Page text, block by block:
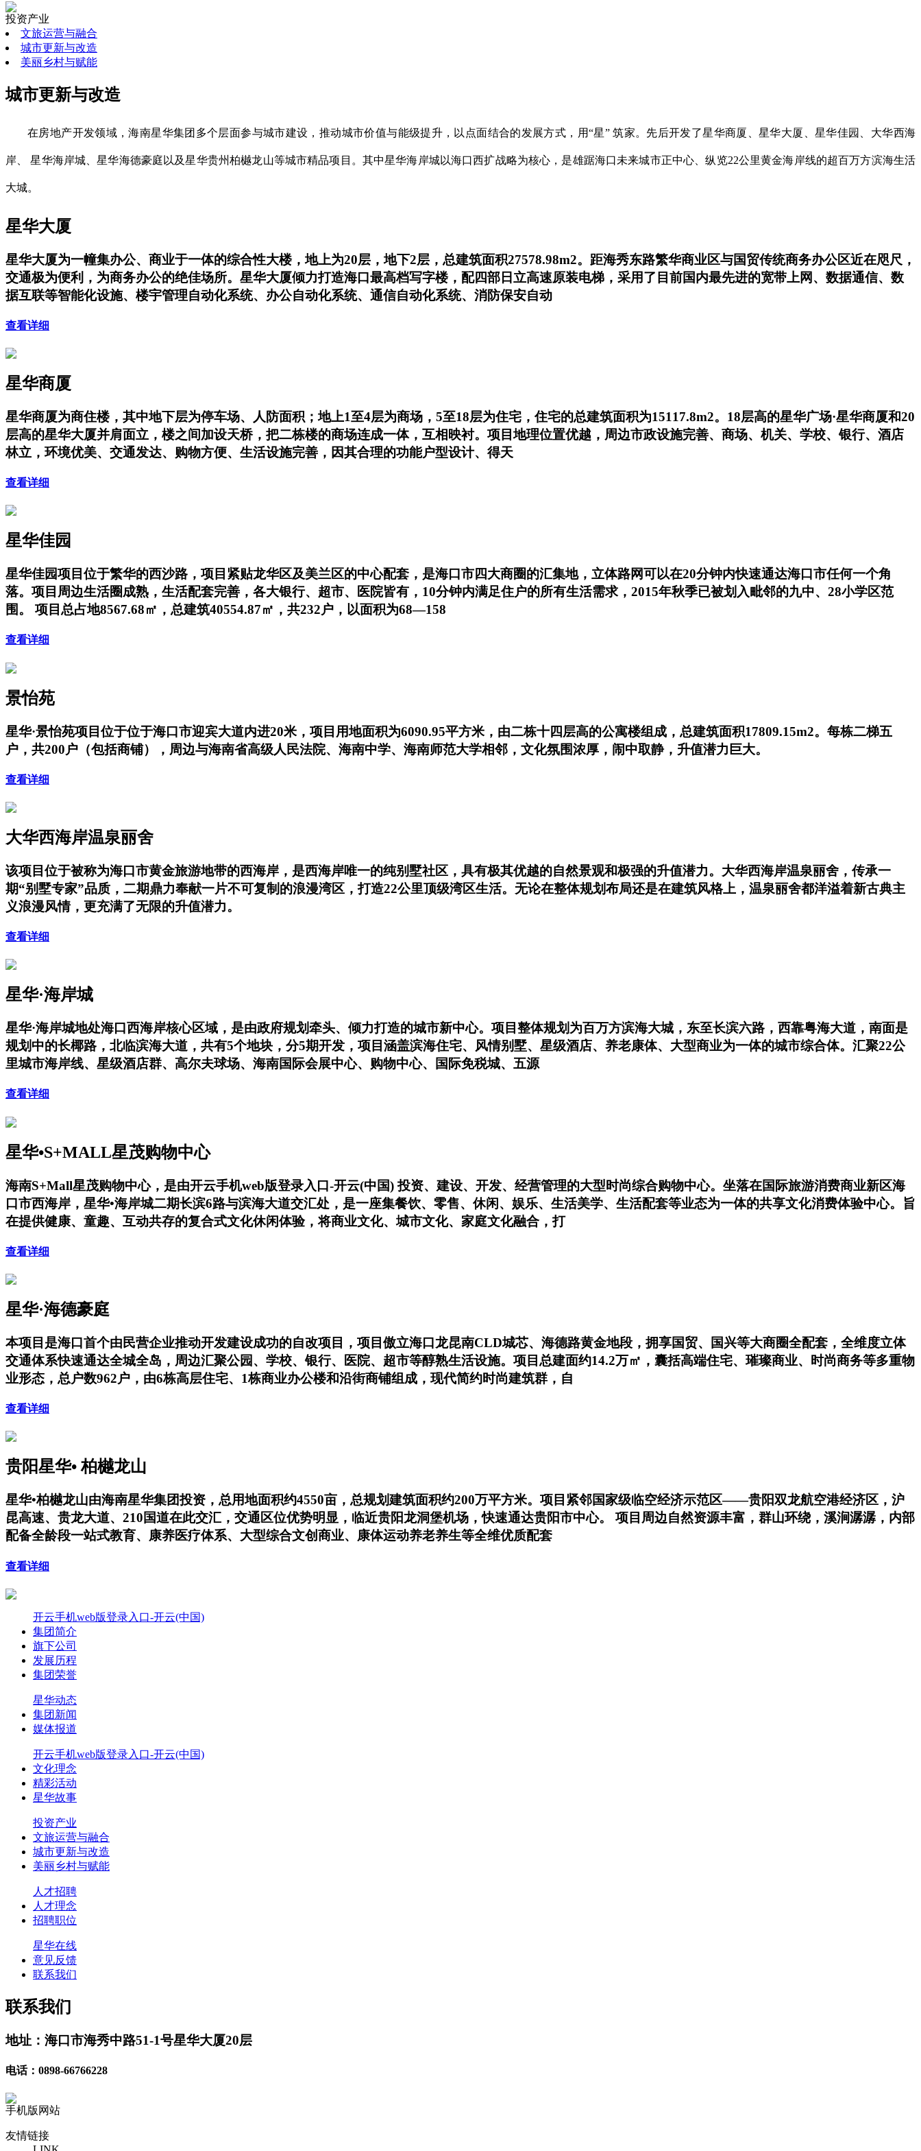
投资产业
文旅运营与融合
城市更新与改造
美丽乡村与赋能
城市更新与改造
在房地产开发领域，海南星华集团多个层面参与城市建设，推动城市价值与能级提升，以点面结合的发展方式，用“星” 筑家。先后开发了星华商厦、星华大厦、星华佳园、大华西海
岸、 星华海岸城、星华海德豪庭以及星华贵州柏樾龙山等城市精品项目。其中星华海岸城以海口西扩战略为核心，是雄踞海口未来城市正中心、纵览22公里黄金海岸线的超百万方滨海生活
大城。
星华大厦
星华大厦为一幢集办公、商业于一体的综合性大楼，地上为20层，地下2层，总建筑面积27578.98m2。距海秀东路繁华商业区与国贸传统商务办公区近在咫尺，
交通极为便利，为商务办公的绝佳场所。星华大厦倾力打造海口最高档写字楼，配四部日立高速原装电梯，采用了目前国内最先进的宽带上网、数据通信、数
据互联等智能化设施、楼宇管理自动化系统、办公自动化系统、通信自动化系统、消防保安自动
查看详细
星华商厦
星华商厦为商住楼，其中地下层为停车场、人防面积；地上1至4层为商场，5至18层为住宅，住宅的总建筑面积为15117.8m2。18层高的星华广场·星华商厦和20
层高的星华大厦并肩面立，楼之间加设天桥，把二栋楼的商场连成一体，互相映衬。项目地理位置优越，周边市政设施完善、商场、机关、学校、银行、酒店
林立，环境优美、交通发达、购物方便、生活设施完善，因其合理的功能户型设计、得天
查看详细
星华佳园
星华佳园项目位于繁华的西沙路，项目紧贴龙华区及美兰区的中心配套，是海口市四大商圈的汇集地，立体路网可以在20分钟内快速通达海口市任何一个角
落。项目周边生活圈成熟，生活配套完善，各大银行、超市、医院皆有，10分钟内满足住户的所有生活需求，2015年秋季已被划入毗邻的九中、28小学区范
围。 项目总占地8567.68㎡，总建筑40554.87㎡，共232户，以面积为68—158
查看详细
景怡苑
星华·景怡苑项目位于位于海口市迎宾大道内进20米，项目用地面积为6090.95平方米，由二栋十四层高的公寓楼组成，总建筑面积17809.15m2。每栋二梯五
户，共200户（包括商铺），周边与海南省高级人民法院、海南中学、海南师范大学相邻，文化氛围浓厚，闹中取静，升值潜力巨大。
查看详细
大华西海岸温泉丽舍
该项目位于被称为海口市黄金旅游地带的西海岸，是西海岸唯一的纯别墅社区，具有极其优越的自然景观和极强的升值潜力。大华西海岸温泉丽舍，传承一
期“别墅专家”品质，二期鼎力奉献一片不可复制的浪漫湾区，打造22公里顶级湾区生活。无论在整体规划布局还是在建筑风格上，温泉丽舍都洋溢着新古典主
义浪漫风情，更充满了无限的升值潜力。
查看详细
星华·海岸城
星华·海岸城地处海口西海岸核心区域，是由政府规划牵头、倾力打造的城市新中心。项目整体规划为百万方滨海大城，东至长滨六路，西靠粤海大道，南面是
规划中的长椰路，北临滨海大道，共有5个地块，分5期开发，项目涵盖滨海住宅、风情别墅、星级酒店、养老康体、大型商业为一体的城市综合体。汇聚22公
里城市海岸线、星级酒店群、高尔夫球场、海南国际会展中心、购物中心、国际免税城、五源
查看详细
星华•S+MALL星茂购物中心
海南S+Mall星茂购物中心，是由开云手机web版登录入口-开云(中国) 投资、建设、开发、经营管理的大型时尚综合购物中心。坐落在国际旅游消费商业新区海
口市西海岸，星华•海岸城二期长滨6路与滨海大道交汇处，是一座集餐饮、零售、休闲、娱乐、生活美学、生活配套等业态为一体的共享文化消费体验中心。旨
在提供健康、童趣、互动共存的复合式文化休闲体验，将商业文化、城市文化、家庭文化融合，打
查看详细
星华·海德豪庭
本项目是海口首个由民营企业推动开发建设成功的自改项目，项目傲立海口龙昆南CLD城芯、海德路黄金地段，拥享国贸、国兴等大商圈全配套，全维度立体
交通体系快速通达全城全岛，周边汇聚公园、学校、银行、医院、超市等醇熟生活设施。项目总建面约14.2万㎡，囊括高端住宅、璀璨商业、时尚商务等多重物
业形态，总户数962户，由6栋高层住宅、1栋商业办公楼和沿街商铺组成，现代简约时尚建筑群，自
查看详细
贵阳星华• 柏樾龙山
星华•柏樾龙山由海南星华集团投资，总用地面积约4550亩，总规划建筑面积约200万平方米。项目紧邻国家级临空经济示范区——贵阳双龙航空港经济区，沪
昆高速、贵龙大道、210国道在此交汇，交通区位优势明显，临近贵阳龙洞堡机场，快速通达贵阳市中心。 项目周边自然资源丰富，群山环绕，溪涧潺潺，内部
配备全龄段一站式教育、康养医疗体系、大型综合文创商业、康体运动养老养生等全维优质配套
查看详细
开云手机web版登录入口-开云(中国)
集团简介
旗下公司
发展历程
集团荣誉
星华动态
集团新闻
媒体报道
开云手机web版登录入口-开云(中国)
文化理念
精彩活动
星华故事
投资产业
文旅运营与融合
城市更新与改造
美丽乡村与赋能
人才招聘
人才理念
招聘职位
星华在线
意见反馈
联系我们
联系我们
地址：海口市海秀中路51-1号星华大厦20层
电话：0898-66766228
手机版网站
友情链接